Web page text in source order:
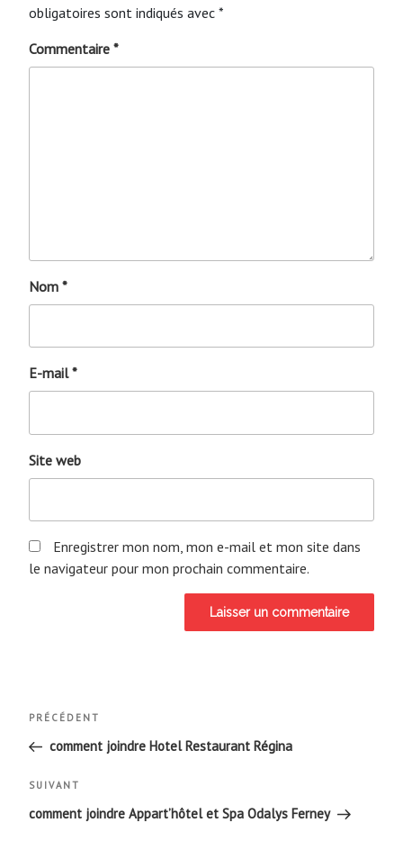
obligatoires sont indiqués avec *
Commentaire *
Nom *
E-mail*
Site web
Enregistrer mon nom, mon e-mail et mon site dans
le navigateur pour mon prochain commentaire.
Navigation
de
l’article
Article
précédent
PRÉCÉDENT
comment joindre Hotel Restaurant Régina
Article
suivant
SUIVANT
comment joindre Appart’hôtel et Spa Odalys Ferney